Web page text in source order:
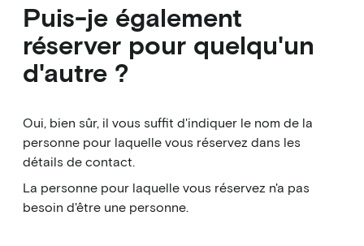
Puis-je également
réserver pour quelqu'un
d'autre ?
Oui, bien sûr, il vous suffit d'indiquer le nom de la
personne pour laquelle vous réservez dans les
détails de contact.
La personne pour laquelle vous réservez n'a pas
besoin d'être une personne.